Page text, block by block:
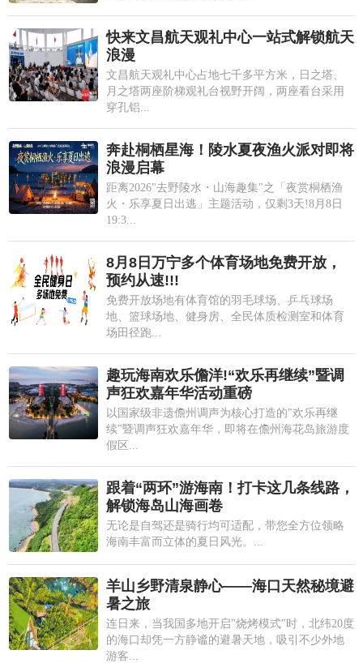
快来文昌航天观礼中心一站式解锁航天
浪漫
文昌航天观礼中心占地七千多平方米，日之塔、
月之塔两座阶梯观礼台视野开阔，两座看台采用
穿孔铝...
奔赴桐栖星海！陵水夏夜渔火派对即将
浪漫启幕
距离2026"去野陵水・山海趣集"之「夜赏桐栖渔
火・乐享夏日出逃」主题活动，仅剩3天!8月8日
19:3...
8月8日万宁多个体育场地免费开放，
预约从速!!!
免费开放场地有体育馆的羽毛球场、乒乓球场
地、篮球场地、健身房、全民体质检测室和体育
场田径跑...
趣玩海南欢乐儋洋!“欢乐再继续”暨调
声狂欢嘉年华活动重磅
以国家级非遗儋州调声为核心打造的"欢乐再继
续"暨调声狂欢嘉年华，即将在儋州海花岛旅游度
假区...
跟着“两环”游海南！打卡这几条线路，
解锁海岛山海画卷
无论是自驾还是骑行均可适配，带您全方位领略
海南丰富而立体的夏日风光。...
羊山乡野清泉静心——海口天然秘境避
暑之旅
连日来，当我国多地开启"烧烤模式"时，北纬20度
的海口却凭一方静谧的避暑天地，吸引不少外地
游客...